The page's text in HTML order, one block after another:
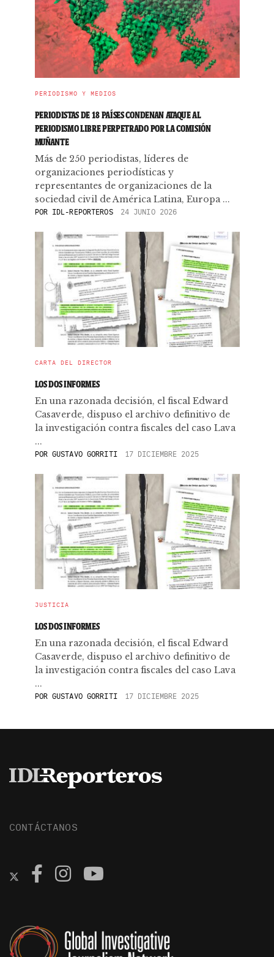
PERIODISMO Y MEDIOS
PERIODISTAS DE 18 PAÍSES CONDENAN ATAQUE AL
PERIODISMO LIBRE PERPETRADO POR LA COMISIÓN
MUÑANTE
Más de 250 periodistas, líderes de
organizaciones periodísticas y
representantes de organizaciones de la
sociedad civil de América Latina, Europa ...
POR IDL-REPORTEROS 24 JUNIO 2026
CARTA DEL DIRECTOR
LOS DOS INFORMES
En una razonada decisión, el fiscal Edward
Casaverde, dispuso el archivo definitivo de
la investigación contra fiscales del caso Lava
...
POR GUSTAVO GORRITI 17 DICIEMBRE 2025
JUSTICIA
LOS DOS INFORMES
En una razonada decisión, el fiscal Edward
Casaverde, dispuso el archivo definitivo de
la investigación contra fiscales del caso Lava
...
POR GUSTAVO GORRITI 17 DICIEMBRE 2025
CONTÁCTANOS